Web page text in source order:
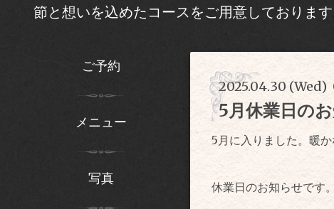
節と想いを込めたコースをご用意しておりま
2025.04.30 (Wed)
5月休業日の
5月に入りました。暖
休業日のお知らせです
ご予約
メニュー
写真